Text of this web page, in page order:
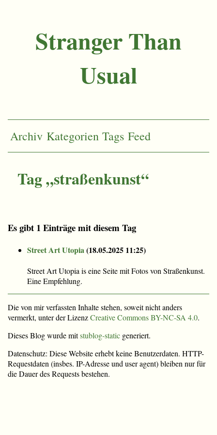
Stranger Than
Usual
Archiv Kategorien Tags Feed
Tag „straßenkunst“
Es gibt 1 Einträge mit diesem Tag
Street Art Utopia(18.05.2025 11:25)
Street Art Utopia is eine Seite mit Fotos von Straßenkunst.
Eine Empfehlung.
Die von mir verfassten Inhalte stehen, soweit nicht anders
vermerkt, unter der LizenzCreative Commons BY-NC-SA 4.0.
Dieses Blog wurde mitstublog-static generiert.
Datenschutz: Diese Website erhebt keine Benutzerdaten. HTTP-
Requestdaten (insbes. IP-Adresse und user agent) bleiben nur für
die Dauer des Requests bestehen.